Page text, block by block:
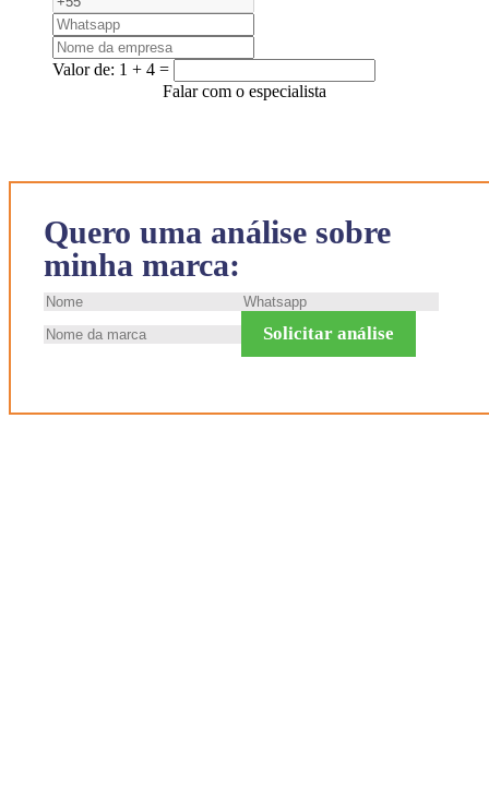
Quero uma análise sobre
minha marca:
Solicitar análise
Valor de: 1 + 4 =
Falar com o especialista